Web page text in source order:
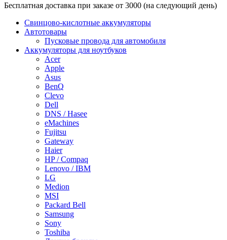
Бесплатная доставка при заказе от 3000 (на следующий день)
Cвинцово-кислотные аккумуляторы
Автотовары
Пусковые провода для автомобиля
Аккумуляторы для ноутбуков
Acer
Apple
Asus
BenQ
Clevo
Dell
DNS / Hasee
eMachines
Fujitsu
Gateway
Haier
HP / Compaq
Lenovo / IBM
LG
Medion
MSI
Packard Bell
Samsung
Sony
Toshiba